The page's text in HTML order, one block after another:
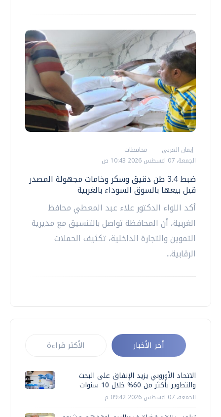
إيمان العربي
محافظات
الجمعة، 07 اغسطس 2026 10:43 ص
ضبط 3.4 طن دقيق وسكر وخامات مجهولة المصدر
قبل بيعها بالسوق السوداء بالغربية
أكد اللواء الدكتور علاء عبد المعطي محافظ
الغربية، أن المحافظة تواصل بالتنسيق مع مديرية
التموين والتجارة الداخلية، تكثيف الحملات
الرقابية...
أخر الأخبار الأكثر قراءة
الاتحاد الأوروبي يزيد الإنفاق على البحث
والتطوير بأكثر من 60% خلال 10 سنوات
الجمعة، 07 اغسطس 2026 09:42 م